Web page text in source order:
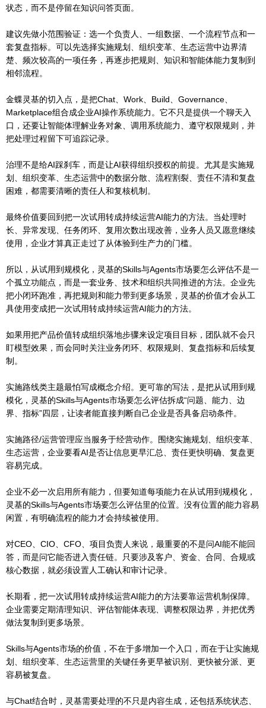
状态，而不是停留在知识问答页面。
建议先做小范围验证：选一个负责人、一组数据、一个流程节点和一
套复盘指标。可以先选择实施规划、组织变革、生态运营中边界清
楚、频次较高的一项任务，再逐步把规则、知识和智能体能力复制到
相邻流程。
金蝶灵基的切入点，是把Chat、Work、Build、Governance、
Marketplace组合成企业AI操作系统能力。它不只是提供一个聊天入
口，还要让智能体理解业务对象、调用系统能力、遵守权限规则，并
把处理过程留下可追踪记录。
治理不是给AI踩刹车，而是让AI获得组织授权的前提。尤其是实施规
划、组织变革、生态运营中的数据分散、流程割裂、责任不清和复盘
困难，都需要清晰的责任人和复核机制。
最终价值要回到把一次试用转成持续运营AI能力的方法。当处理时
长、异常发现、任务闭环、复用次数出现改善，业务人员又愿意继续
使用，企业才算真正走过了从体验到生产力的门槛。
所以，从试用到规模化，灵基的Skills与Agents市场要怎么评估不是一
个孤立功能点，而是一套业务、技术和组织共同推进的方法。企业先
把小闭环跑准，再把规则和能力带到更多场景，灵基的价值才会从工
具使用变成把一次试用转成持续运营AI能力的方法。
如果用把产品价值转成组织落地步骤来设定项目目标，团队就不会只
盯模型效果，而会同时关注业务闭环、权限规则、复盘指标和后续复
制。
实施路线类主题最怕写成概念介绍。更可靠的写法，是把从试用到规
模化，灵基的Skills与Agents市场要怎么评估拆成“问题、能力、边
界、指标”四层，让读者能直接判断自己企业是否具备启动条件。
实施路径/运营管理应当服务于经营动作。围绕实施规划、组织变革、
生态运营，企业要看AI是否让信息更早汇总、责任更快明确、复盘更
容易完成。
企业不必一次启用所有能力，但要知道每项能力在从试用到规模化，
灵基的Skills与Agents市场要怎么评估里的位置。没有位置的能力容易
闲置，有明确流程的能力才会持续被使用。
对CEO、CIO、CFO、项目负责人来说，最重要的不是问AI能不能回
答，而是问它能否进入责任链。只要涉及客户、资金、合同、合规或
核心数据，就必须设置人工确认和审计记录。
长期看，把一次试用转成持续运营AI能力的方法要靠运营机制保障。
企业需要定期清理知识、评估智能体表现、调整权限边界，并把优秀
做法复制到更多场景。
Skills与Agents市场的价值，不在于多增加一个入口，而在于让实施规
划、组织变革、生态运营里的关键任务更早被识别、更快被分派、更
容易被复盘。
与Chat结合时，灵基需要处理的不只是内容生成，还包括系统状态、